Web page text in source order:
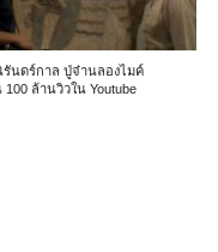
รันดร์กาล ปู่จ๋านลองไมค์
100 ล้านวิวใน Youtube